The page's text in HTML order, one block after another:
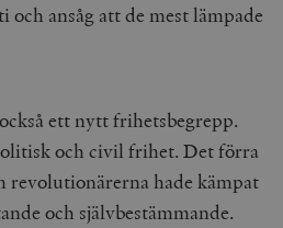
ansåg att de mest lämpade
ett nytt frihetsbegrepp.
och civil frihet. Det förra
revolutionärerna hade kämpat
och självbestämmande.